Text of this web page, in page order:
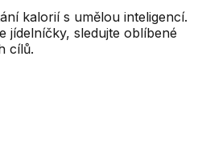
kalorií s umělou inteligencí.
jídelníčky, sledujte oblíbené
cílů.